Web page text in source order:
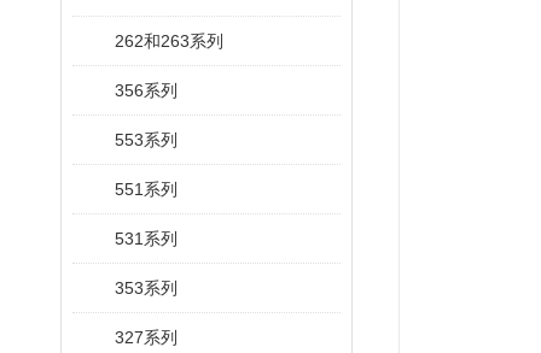
262和263系列
356系列
553系列
551系列
531系列
353系列
327系列